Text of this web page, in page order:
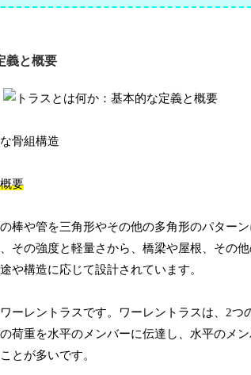
義と概要
骨組構造
要
棒や管を三角形やその他の多角形のパター
その強度と軽量さから、橋梁や屋根、その
や構造に応じて設計されています。
ーレントラスです。ワーレントラスは、2
荷重を水平のメンバーに伝達し、水平のメ
とが多いです。